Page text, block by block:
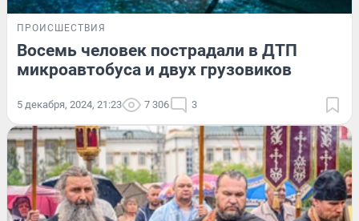
ПРОИСШЕСТВИЯ
Восемь человек пострадали в ДТП
микроавтобуса и двух грузовиков
5 декабря, 2024, 21:23 7 306 3